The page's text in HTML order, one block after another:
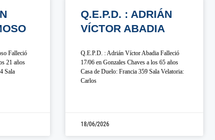
Falleció
21 años
Sala
Q.E.P.D. : ADRIÁN
VÍCTOR ABADIA
Q.E.P.D. : Adrián Víctor Abadia Falleció
17/06 en Gonzales Chaves a los 65 años
Casa de Duelo: Francia 359 Sala Velatoria:
Carlos
18/06/2026